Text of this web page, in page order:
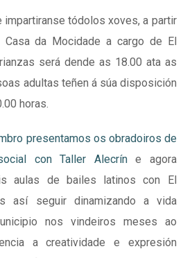
tódolos xoves, a partir
da Mocidade a cargo de El
será dende as 18.00 ata as
adultas teñen á súa disposición
horas.
presentamos os obradoiros de
con Taller Alecríne agora
aulas de bailes latinos con El
así seguir dinamizando a vida
nos vindeiros meses ao
a creatividade e expresión